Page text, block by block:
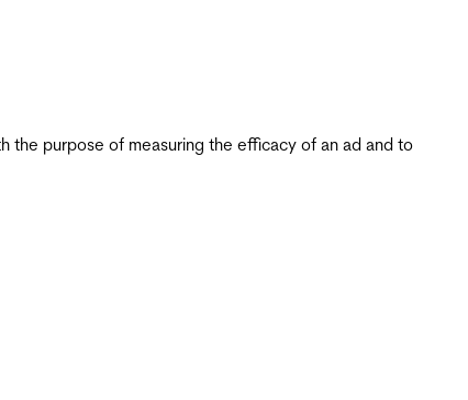
the purpose of measuring the efficacy of an ad and to